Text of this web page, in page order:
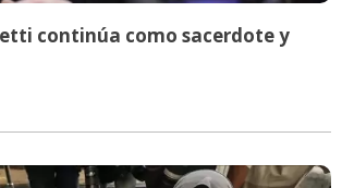
continúa como sacerdote y